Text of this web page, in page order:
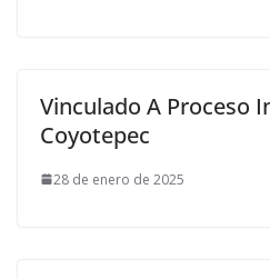
Vinculado A Proceso
Coyotepec
28 de enero de 2025